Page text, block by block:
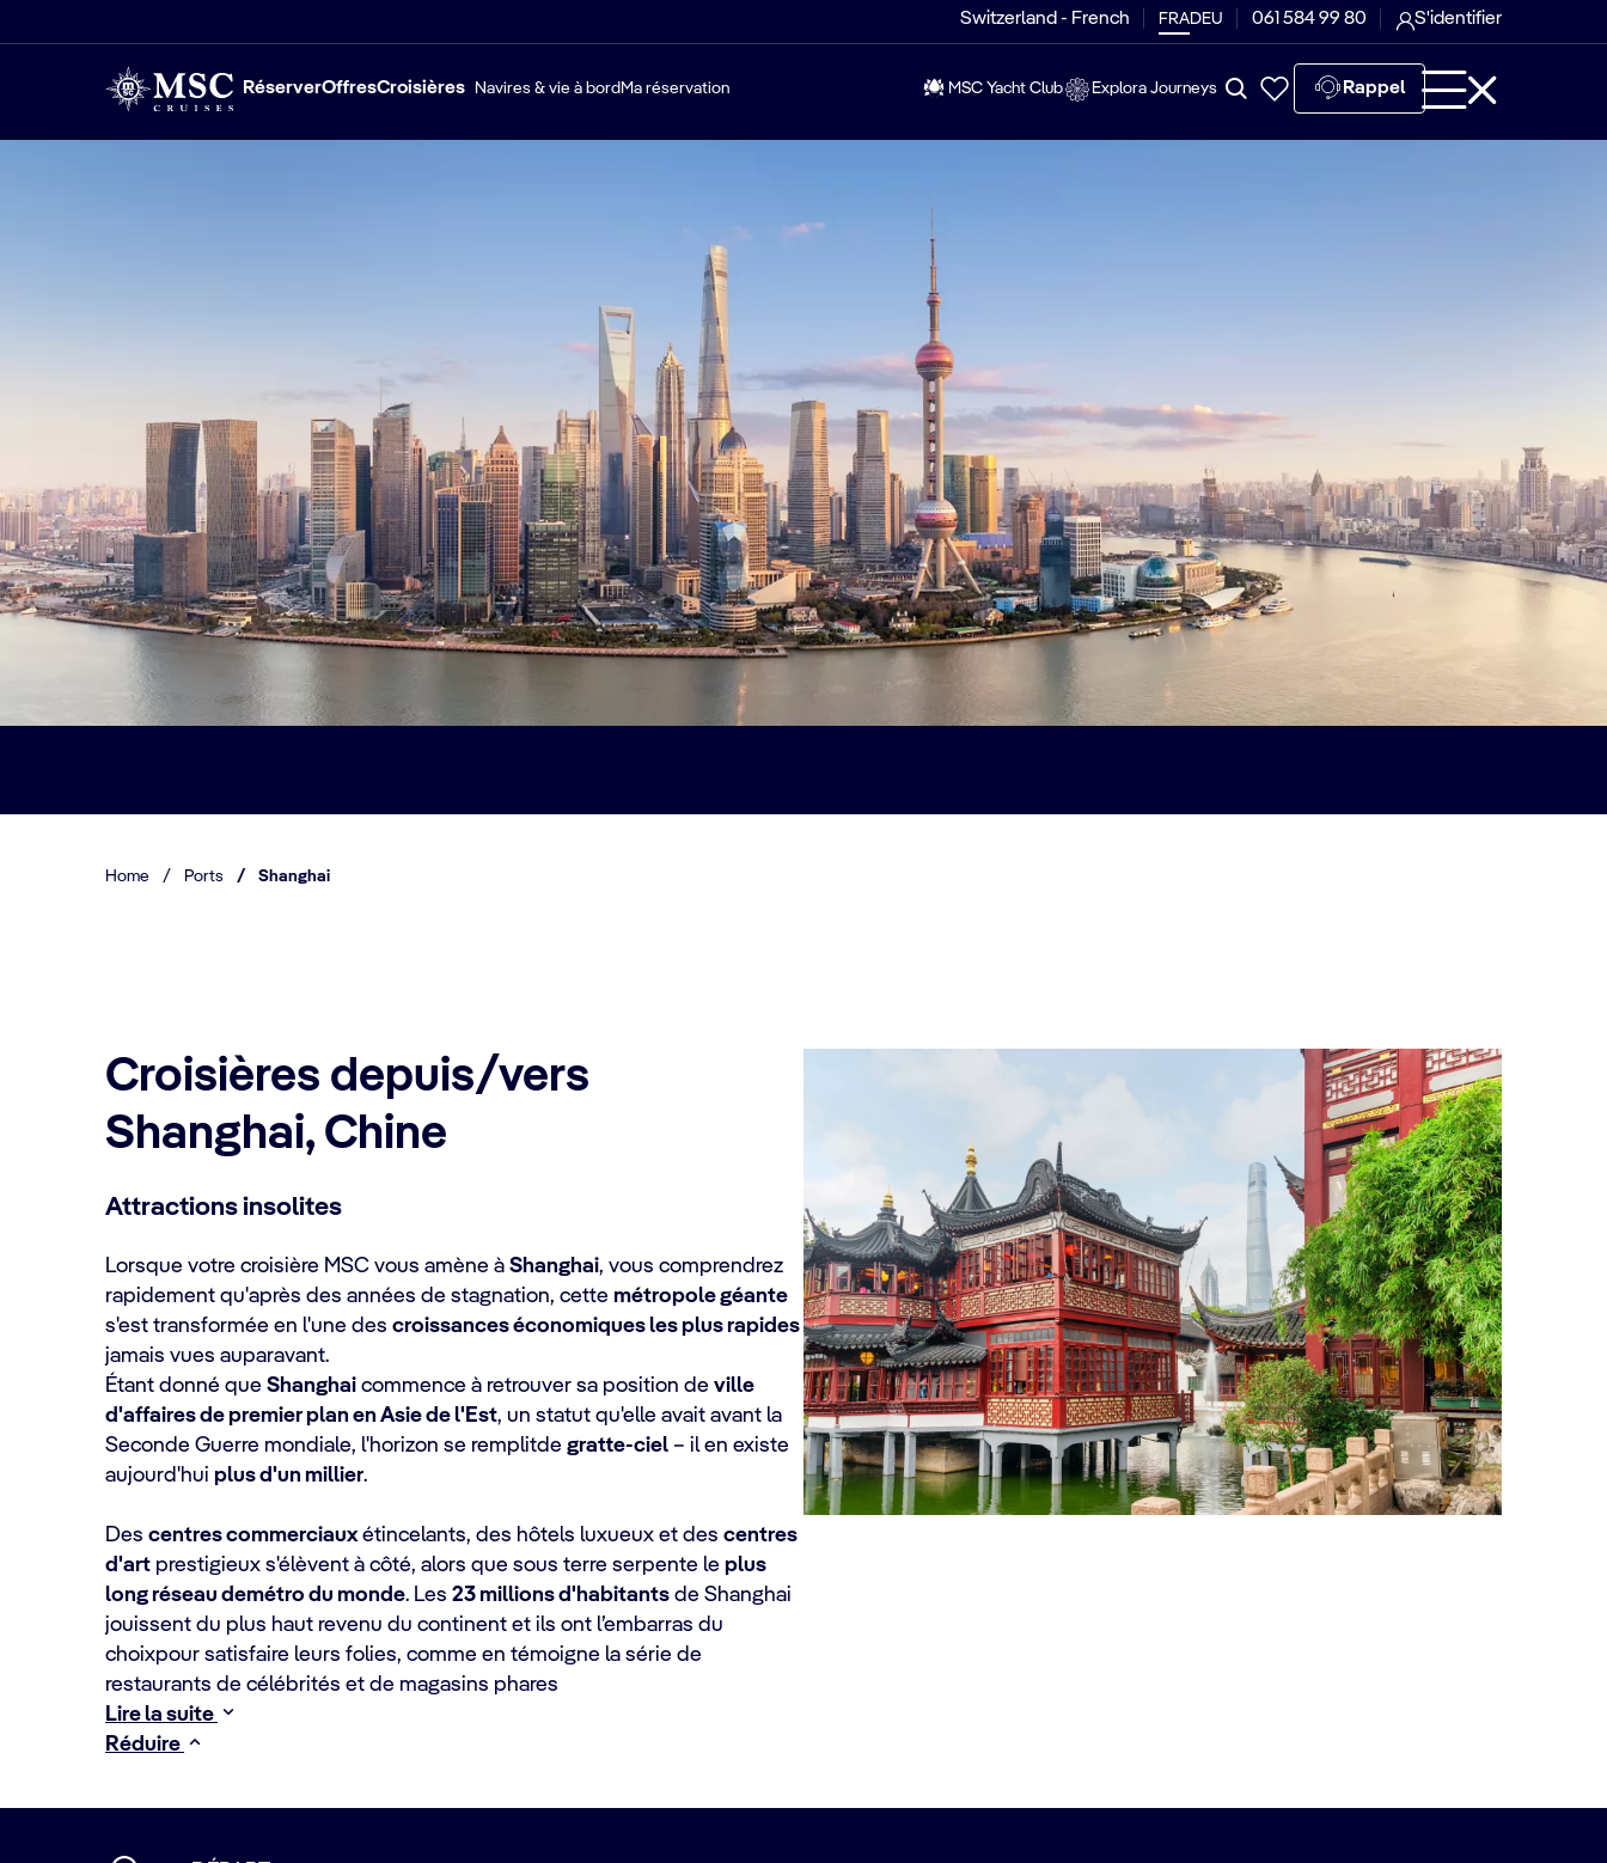
Switzerland - French FRADEU 061 584 99 80 S'identifier
RéserverOffresCroisières Navires & vie à bord Ma réservation MSC Yacht Club Explora Journeys Rappel
Home / Ports / Shanghai
Croisières depuis/vers
Shanghai, Chine
Attractions insolites
Lorsque votre croisière MSC vous amène à Shanghai, vous comprendrez
rapidement qu'après des années de stagnation, cette métropole géante
s'est transformée en l'une des croissances économiques les plus rapides
jamais vues auparavant.
Étant donné que Shanghai commence à retrouver sa position de ville
d'affaires de premier plan en Asie de l'Est, un statut qu'elle avait avant la
Seconde Guerre mondiale, l'horizon se remplitde gratte-ciel – il en existe
aujourd'hui plus d'un millier.
Des centres commerciauxétincelants, des hôtels luxueux et des centres
d'art prestigieux s'élèvent à côté, alors que sous terre serpente le plus
long réseau demétro du monde. Les 23 millions d'habitants de Shanghai
jouissent du plus haut revenu du continent et ils ont l’embarras du
choixpour satisfaire leurs folies, comme en témoigne la série de
restaurants de célébrités et de magasins phares
Lire la suite
Réduire